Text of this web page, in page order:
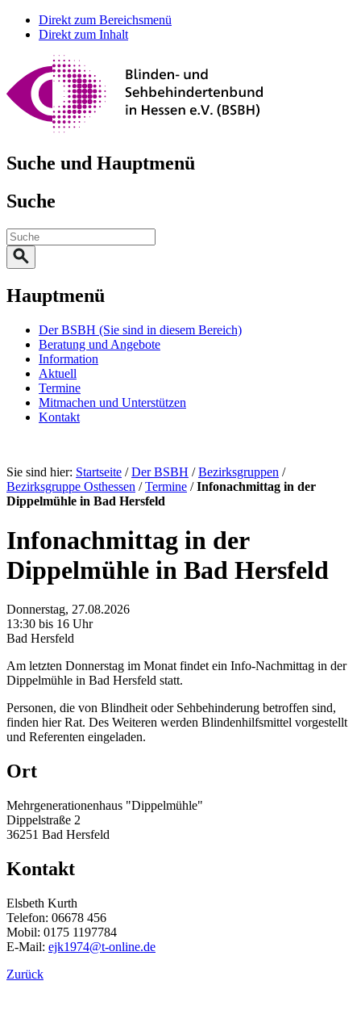
Direkt zum Bereichsmenü
Direkt zum Inhalt
Suche und Hauptmenü
Suche
Hauptmenü
Der BSBH (Sie sind in diesem Bereich)
Beratung und Angebote
Information
Aktuell
Termine
Mitmachen und Unterstützen
Kontakt
Sie sind hier: Startseite / Der BSBH /Bezirksgruppen /
Bezirksgruppe Osthessen /Termine /Infonachmittag in der
Dippelmühle in Bad Hersfeld
Infonachmittag in der
Dippelmühle in Bad Hersfeld
Donnerstag, 27.08.2026
13:30 bis 16 Uhr
Bad Hersfeld
Am letzten Donnerstag im Monat findet ein Info-Nachmittag in der
Dippelmühle in Bad Hersfeld statt.
Personen, die von Blindheit oder Sehbehinderung betroffen sind,
finden hier Rat. Des Weiteren werden Blindenhilfsmittel vorgestellt
und Referenten eingeladen.
Ort
Mehrgenerationenhaus "Dippelmühle"
Dippelstraße 2
36251 Bad Hersfeld
Kontakt
Elsbeth Kurth
Telefon: 06678 456
Mobil: 0175 1197784
E-Mail: ejk1974@t-online.de
Zurück